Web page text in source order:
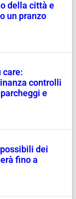
della città e
un pranzo
care:
controlli
e
dei
fino a